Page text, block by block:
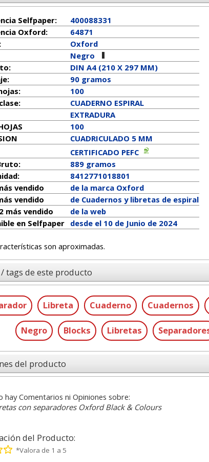
Selfpaper:
400088331
Oxford:
64871
Oxford
Negro
DIN A4 (210 X 297 MM)
90 gramos
100
CUADERNO ESPIRAL
EXTRADURA
100
CUADRICULADO 5 MM
CERTIFICADO PEFC
889 gramos
8412771018801
vendido
de la marca Oxford
vendido
de Cuadernos y libretas de espiral
más vendido
de la web
en Selfpaper
desde el 10 de Junio de 2024
son aproximadas.
tags de este producto
Libreta Cuaderno Cuadernos
Negro Blocks Libretas
del producto
hay Comentarios ni Opiniones sobre:
con separadores Oxford Black & Colours
del Producto:
*Valora de 1 a 5